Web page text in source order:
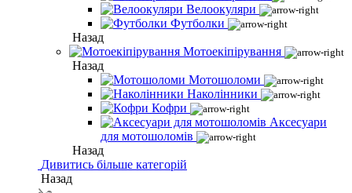
Велоокуляри
Футболки
Назад
Мотоекіпірування
Назад
Мотошоломи
Наколінники
Кофри
Аксесуари
для мотошоломів
Назад
Дивитись більше категорій
Назад